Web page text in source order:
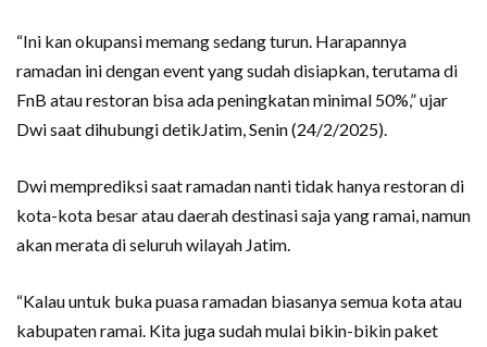
“Ini kan okupansi memang sedang turun. Harapannya
ramadan ini dengan event yang sudah disiapkan, terutama di
FnB atau restoran bisa ada peningkatan minimal 50%,” ujar
Dwi saat dihubungi detikJatim, Senin (24/2/2025).
Dwi memprediksi saat ramadan nanti tidak hanya restoran di
kota-kota besar atau daerah destinasi saja yang ramai, namun
akan merata di seluruh wilayah Jatim.
“Kalau untuk buka puasa ramadan biasanya semua kota atau
kabupaten ramai. Kita juga sudah mulai bikin-bikin paket